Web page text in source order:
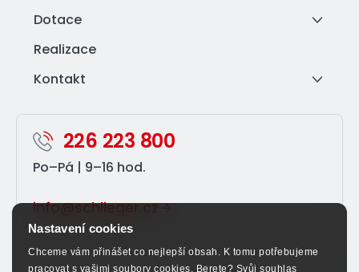
Nastavení cookies
Chceme vám přinášet co nejlepší obsah. K tomu potřebujeme
pracovat s vašimi soubory cookies. Berete? Svůj souhlas
Dotace
Realizace
Kontakt
226 223 800
Po–⁠Pá | 9–⁠16 hod.
info@schlieger.cz